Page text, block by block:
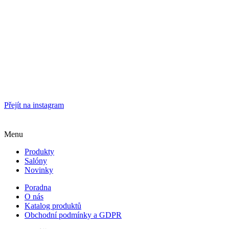
Přejít na instagram
Menu
Produkty
Salóny
Novinky
Poradna
O nás
Katalog produktů
Obchodní podmínky a GDPR